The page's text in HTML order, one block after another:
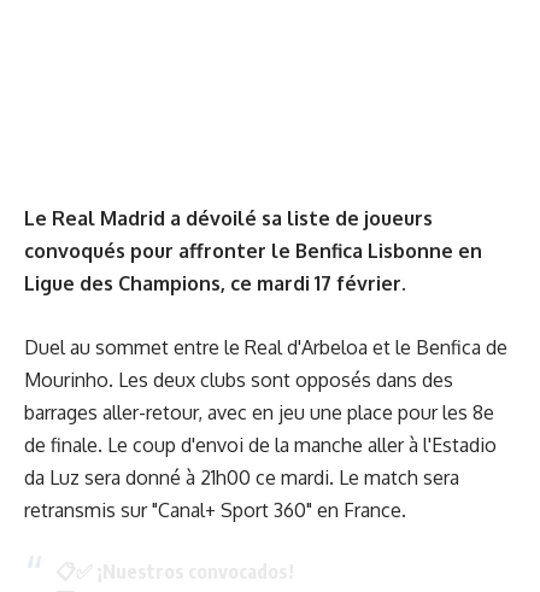
Le Real Madrid a dévoilé sa liste de joueurs
convoqués pour affronter le Benfica Lisbonne en
Ligue des Champions, ce mardi 17 février.
Duel au sommet entre le Real d'Arbeloa et le Benfica de
Mourinho. Les deux clubs sont opposés dans des
barrages aller-retour, avec en jeu une place pour les 8e
de finale. Le coup d'envoi de la manche aller à l'Estadio
da Luz sera donné à 21h00 ce mardi. Le match sera
retransmis sur "Canal+ Sport 360" en France.